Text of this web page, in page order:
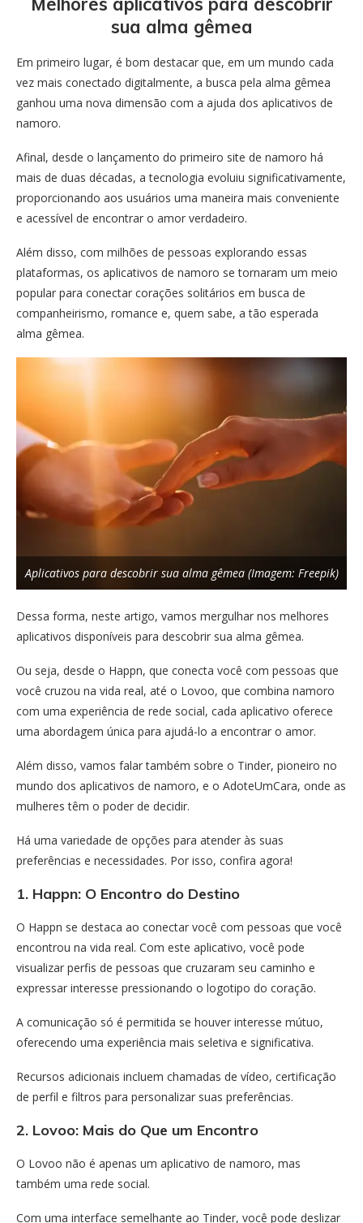
sua alma gêmea
Em primeiro lugar, é bom destacar que, em um mundo cada
vez mais conectado digitalmente, a busca pela alma gêmea
ganhou uma nova dimensão com a ajuda dos aplicativos de
namoro.
Afinal, desde o lançamento do primeiro site de namoro há
mais de duas décadas, a tecnologia evoluiu significativamente,
proporcionando aos usuários uma maneira mais conveniente
e acessível de encontrar o amor verdadeiro.
Além disso, com milhões de pessoas explorando essas
plataformas, os aplicativos de namoro se tornaram um meio
popular para conectar corações solitários em busca de
companheirismo, romance e, quem sabe, a tão esperada
alma gêmea.
Aplicativos para descobrir sua alma gêmea (Imagem: Freepik)
Dessa forma, neste artigo, vamos mergulhar nos melhores
aplicativos disponíveis para descobrir sua alma gêmea.
Ou seja, desde o Happn, que conecta você com pessoas que
você cruzou na vida real, até o Lovoo, que combina namoro
com uma experiência de rede social, cada aplicativo oferece
uma abordagem única para ajudá-lo a encontrar o amor.
Além disso, vamos falar também sobre o Tinder, pioneiro no
mundo dos aplicativos de namoro, e o AdoteUmCara, onde as
mulheres têm o poder de decidir.
Há uma variedade de opções para atender às suas
preferências e necessidades. Por isso, confira agora!
1. Happn: O Encontro do Destino
O Happn se destaca ao conectar você com pessoas que você
encontrou na vida real. Com este aplicativo, você pode
visualizar perfis de pessoas que cruzaram seu caminho e
expressar interesse pressionando o logotipo do coração.
A comunicação só é permitida se houver interesse mútuo,
oferecendo uma experiência mais seletiva e significativa.
Recursos adicionais incluem chamadas de vídeo, certificação
de perfil e filtros para personalizar suas preferências.
2. Lovoo: Mais do Que um Encontro
O Lovoo não é apenas um aplicativo de namoro, mas
também uma rede social.
Com uma interface semelhante ao Tinder, você pode deslizar